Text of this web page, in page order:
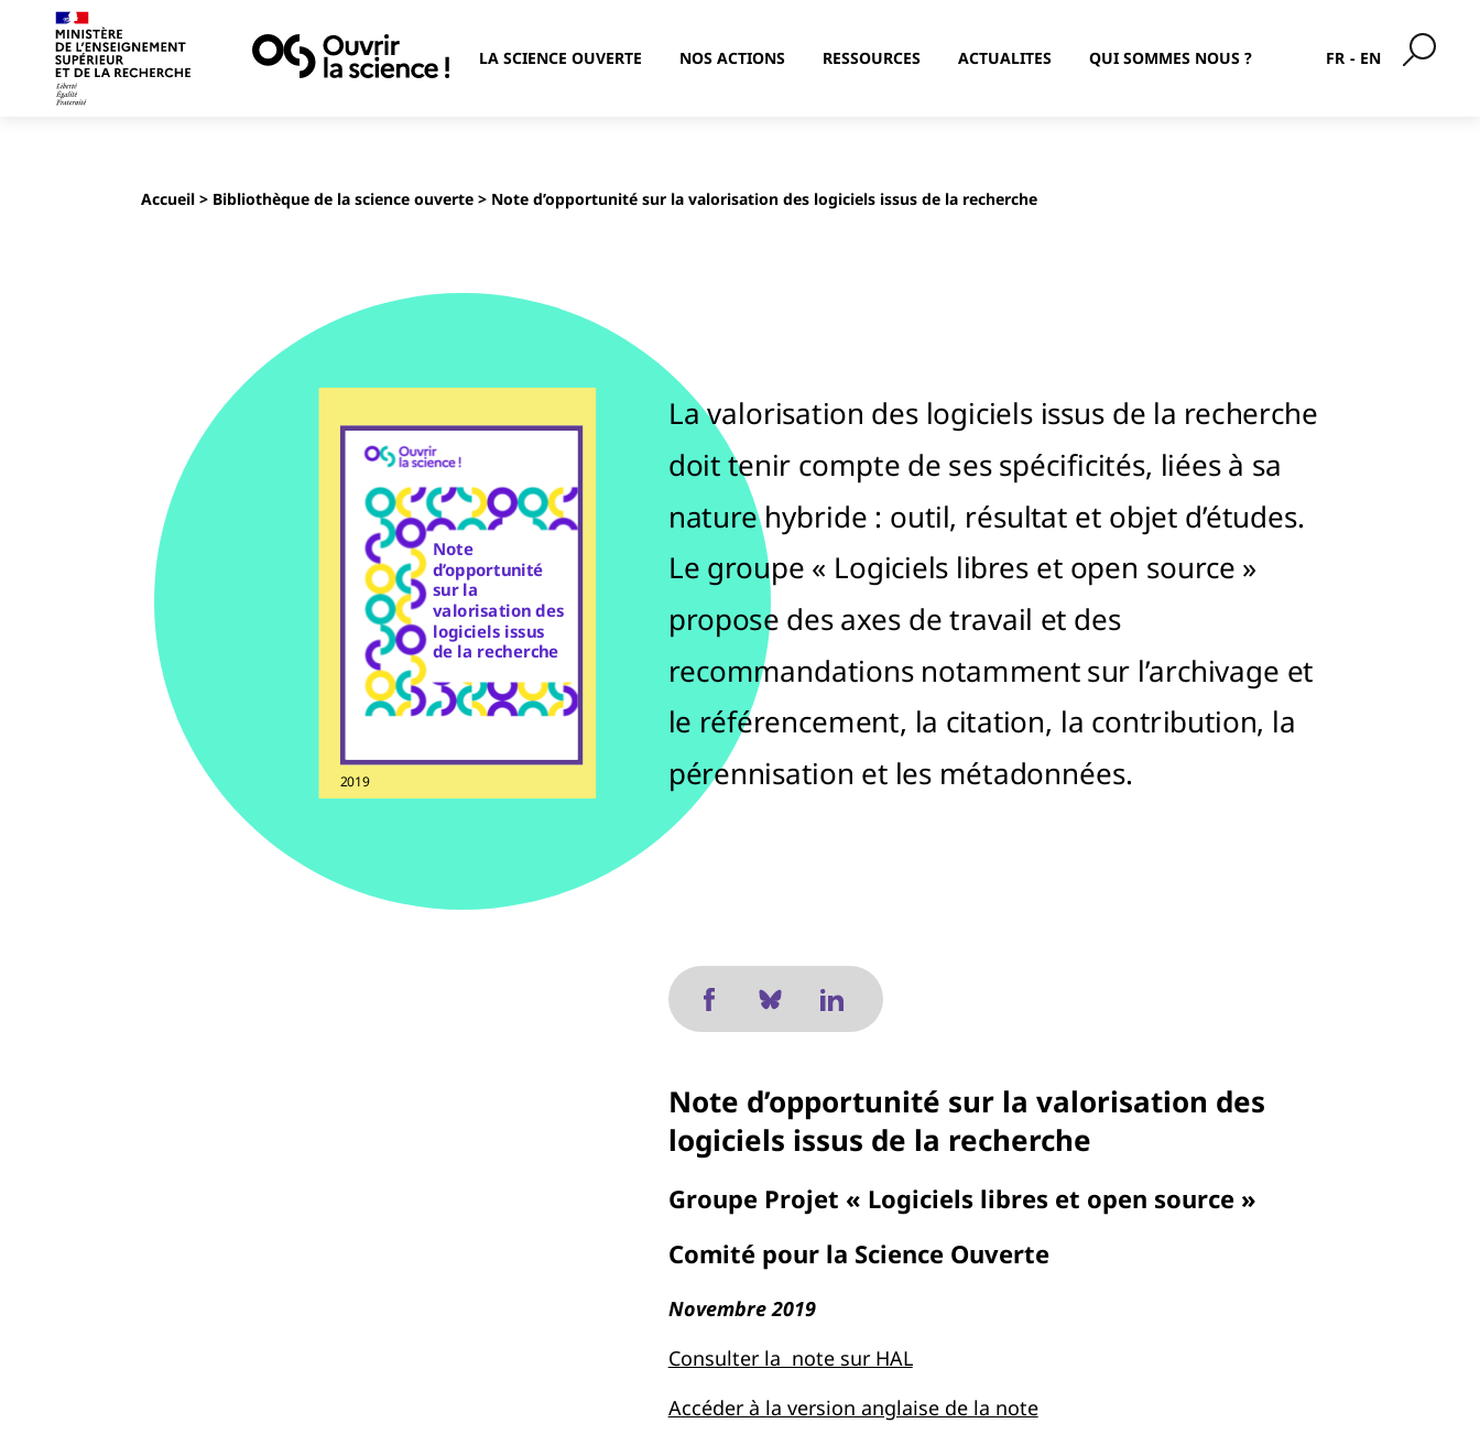
LA SCIENCE OUVERTE NOS ACTIONS RESSOURCES ACTUALITES QUI SOMMES NOUS ? FR EN
Accueil> Bibliothèque de la science ouverte> Note d’opportunité sur la valorisation des logiciels issus de la recherche
Note
d’opportunité
sur la
valorisation des
logiciels issus
de la recherche
2019
La valorisation des logiciels issus de la recherche
doit tenir compte de ses spécificités, liées à sa
nature hybride : outil, résultat et objet d’études.
Le groupe « Logiciels libres et open source »
propose des axes de travail et des
recommandations notamment sur l’archivage et
le référencement, la citation, la contribution, la
pérennisation et les métadonnées.
Note d’opportunité sur la valorisation des
logiciels issus de la recherche
Groupe Projet « Logiciels libres et open source »
Comité pour la Science Ouverte
Novembre 2019
Consulter la note sur HAL
Accéder à la version anglaise de la note